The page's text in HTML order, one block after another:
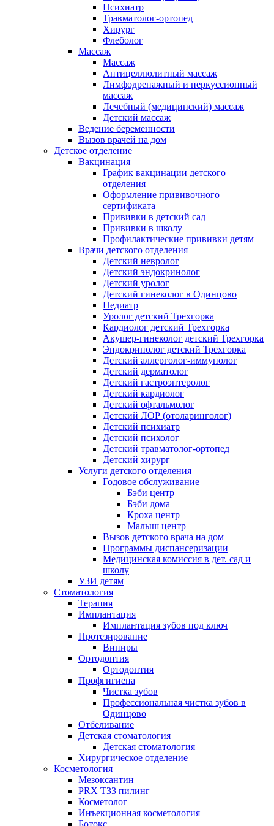
Психиатр
Травматолог-ортопед
Хирург
Флеболог
Массаж
Массаж
Антицеллюлитный массаж
Лимфодренажный и перкуссионный
массаж
Лечебный (медицинский) массаж
Детский массаж
Ведение беременности
Вызов врачей на дом
Детское отделение
Вакцинация
График вакцинации детского
отделения
Оформление прививочного
сертификата
Прививки в детский сад
Прививки в школу
Профилактические прививки детям
Врачи детского отделения
Детский невролог
Детский эндокринолог
Детский уролог
Детский гинеколог в Одинцово
Педиатр
Уролог детский Трехгорка
Кардиолог детский Трехгорка
Акушер-гинеколог детский Трехгорка
Эндокринолог детский Трехгорка
Детский аллерголог-иммунолог
Детский дерматолог
Детский гастроэнтеролог
Детский кардиолог
Детский офтальмолог
Детский ЛОР (отоларинголог)
Детский психиатр
Детский психолог
Детский травматолог-ортопед
Детский хирург
Услуги детского отделения
Годовое обслуживание
Бэби центр
Бэби дома
Кроха центр
Малыш центр
Вызов детского врача на дом
Программы диспансеризации
Медицинская комиссия в дет. сад и
школу
УЗИ детям
Стоматология
Терапия
Имплантация
Имплантация зубов под ключ
Протезирование
Виниры
Ортодонтия
Ортодонтия
Профгигиена
Чистка зубов
Профессиональная чистка зубов в
Одинцово
Отбеливание
Детская стоматология
Детская стоматология
Хирургическое отделение
Косметология
Мезоксантин
PRX T33 пилинг
Косметолог
Инъекционная косметология
Ботокс